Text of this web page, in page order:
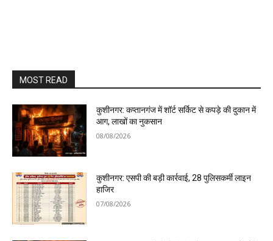
MOST READ
कुशीनगर: कप्तानगंज में शॉर्ट सर्किट से कपड़े की दुकान में
आग, लाखों का नुकसान
08/08/2026
कुशीनगर: एसपी की बड़ी कार्रवाई, 28 पुलिसकर्मी लाइन
हाजिर
07/08/2026